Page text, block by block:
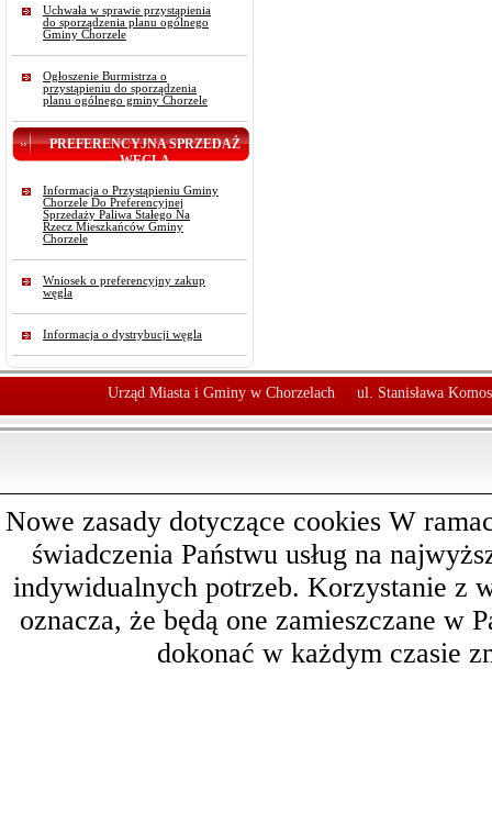
Uchwała w sprawie przystąpienia
do sporządzenia planu ogólnego
Gminy Chorzele
Ogłoszenie Burmistrza o
przystąpieniu do sporządzenia
planu ogólnego gminy Chorzele
PREFERENCYJNA SPRZEDAŻ
WĘGLA
Informacja o Przystąpieniu Gminy
Chorzele Do Preferencyjnej
Sprzedaży Paliwa Stałego Na
Rzecz Mieszkańców Gminy
Chorzele
Wniosek o preferencyjny zakup
węgla
Informacja o dystrybucji węgla
Urząd Miasta i Gminy w Chorzelach ul. Stanisława
Nowe zasady dotyczące cookies W
świadczenia Państwu usług na
indywidualnych potrzeb. Korzystanie z
oznacza, że będą one zamieszczane w
dokonać w każdym czasie